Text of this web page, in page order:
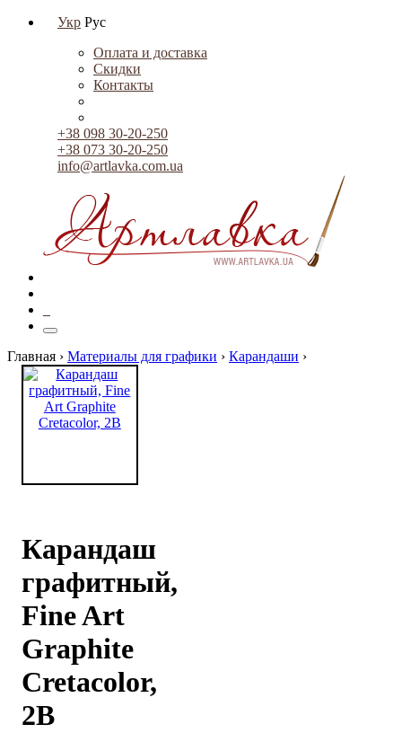
Укр Рус
Оплата и доставка
Скидки
Контакты
+38 098 30-20-250
+38 073 30-20-250
info@artlavka.com.ua
Главная › Материалы для графики › Карандаши ›
Карандаш
графитный,
Fine Art
Graphite
Cretacolor,
2B